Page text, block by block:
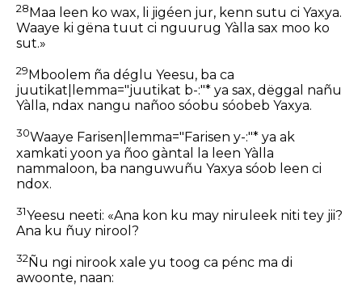
28Maa leen ko wax, li jigéen jur, kenn sutu ci Yaxya.
Waaye ki gëna tuut ci nguurug Yàlla sax moo ko
sut.»
29 Mboolem ña déglu Yeesu, ba ca
juutikat|lemma="juutikat b-:"* ya sax, dëggal nañu
Yàlla, ndax nangu nañoo sóobu sóobeb Yaxya.
30Waaye Farisen|lemma="Farisen y-:"* ya ak
xamkati yoon ya ñoo gàntal la leen Yàlla
nammaloon, ba nanguwuñu Yaxya sóob leen ci
ndox.
31Yeesu neeti: «Ana kon ku may niruleek niti tey jii?
Ana ku ñuy nirool?
32 Ñu ngi nirook xale yu toog ca pénc ma di
awoonte, naan: